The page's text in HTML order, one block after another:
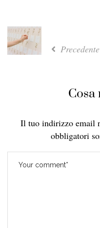
Precedente
Cosa
Il tuo indirizzo email
obbligatori